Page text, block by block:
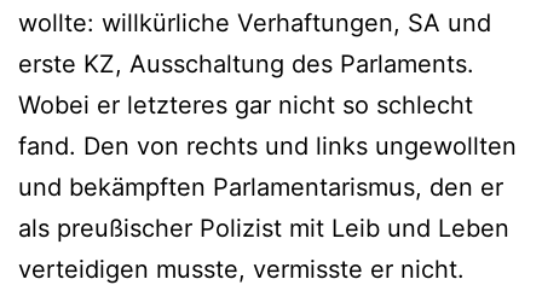
wollte: willkürliche Verhaftungen, SA und
erste KZ, Ausschaltung des Parlaments.
Wobei er letzteres gar nicht so schlecht
fand. Den von rechts und links ungewollten
und bekämpften Parlamentarismus, den er
als preußischer Polizist mit Leib und Leben
verteidigen musste, vermisste er nicht.